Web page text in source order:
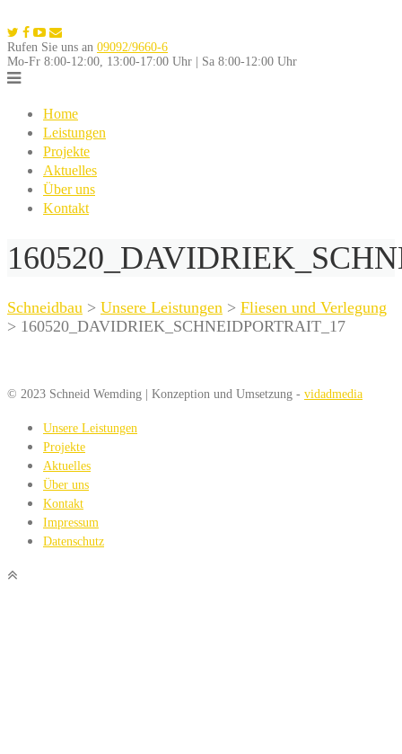
to
content
Rufen Sie uns an 09092/9660-6
Mo-Fr 8:00-12:00, 13:00-17:00 Uhr | Sa 8:00-12:00 Uhr
Home
Leistungen
Projekte
Aktuelles
Über uns
Kontakt
Schneidbau > Unsere Leistungen > Fliesen und Verlegung
> 160520_DAVIDRIEK_SCHNEIDPORTRAIT_17
© 2023 Schneid Wemding | Konzeption und Umsetzung - vidadmedia
Unsere Leistungen
Projekte
Aktuelles
Über uns
Kontakt
Impressum
Datenschutz